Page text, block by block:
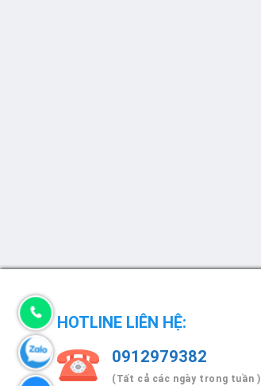
HOTLINE LIÊN HỆ:
0912979382
(Tất cả các ngày trong tuần )